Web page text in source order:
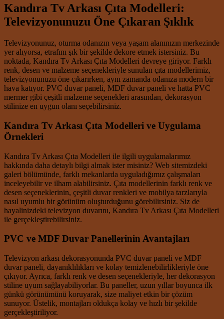
Kandıra Tv Arkası Çıta Modelleri:
Televizyonunuzu Öne Çıkaran Şıklık
Televizyonunuz, oturma odanızın veya yaşam alanınızın merkezinde
yer alıyorsa, etrafını şık bir şekilde dekore etmek istersiniz. Bu
noktada, Kandıra Tv Arkası Çıta Modelleri devreye giriyor. Farklı
renk, desen ve malzeme seçenekleriyle sunulan çıta modellerimiz,
televizyonunuzu öne çıkarırken, aynı zamanda odanıza modern bir
hava katıyor. PVC duvar paneli, MDF duvar paneli ve hatta PVC
mermer gibi çeşitli malzeme seçenekleri arasından, dekorasyon
stilinize en uygun olanı seçebilirsiniz.
Kandıra Tv Arkası Çıta Modelleri ve Uygulama
Örnekleri
Kandıra Tv Arkası Çıta Modelleri ile ilgili uygulamalarımız
hakkında daha detaylı bilgi almak ister misiniz? Web sitemizdeki
galeri bölümünde, farklı mekanlarda uyguladığımız çalışmaları
inceleyebilir ve ilham alabilirsiniz. Çıta modellerinin farklı renk ve
desen seçeneklerinin, çeşitli duvar renkleri ve mobilya tarzlarıyla
nasıl uyumlu bir görünüm oluşturduğunu görebilirsiniz. Siz de
hayalinizdeki televizyon duvarını, Kandıra Tv Arkası Çıta Modelleri
ile gerçekleştirebilirsiniz.
PVC ve MDF Duvar Panellerinin Avantajları
Televizyon arkası dekorasyonunda PVC duvar paneli ve MDF
duvar paneli, dayanıklılıkları ve kolay temizlenebilirlikleriyle öne
çıkıyor. Ayrıca, farklı renk ve desen seçenekleriyle, her dekorasyon
stiline uyum sağlayabiliyorlar. Bu paneller, uzun yıllar boyunca ilk
günkü görünümünü koruyarak, size maliyet etkin bir çözüm
sunuyor. Üstelik, montajları oldukça kolay ve hızlı bir şekilde
gerçekleştiriliyor.